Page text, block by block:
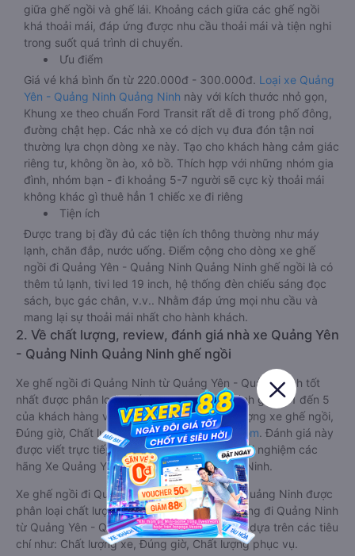
giữa ghế ngồi và ghế lái. Khoảng cách giữa các ghế ngồi
khá thoải mái, đáp ứng được nhu cầu thoải mái và tiện nghi
trong suốt quá trình di chuyển.
Ưu điểm
Giá vé khá bình ổn từ 220.000đ - 300.000đ. Loại xe Quảng
Yên - Quảng Ninh Quảng Ninh này với kích thước nhỏ gọn,
Khung xe theo chuẩn Ford Transit rất dễ đi trong phố đông,
đường chật hẹp. Các nhà xe có dịch vụ đưa đón tận nơi
thường lựa chọn dòng xe này. Tạo cho khách hàng cảm giác
riêng tư, không ồn ào, xô bồ. Thích hợp với những nhóm gia
đình, nhóm bạn - đi khoảng 5-7 người sẽ cực kỳ thoải mái
không khác gì thuê hẳn 1 chiếc xe đi riêng
Tiện ích
Được trang bị đầy đủ các tiện ích thông thường như máy
lạnh, chăn đắp, nước uống. Điểm cộng cho dòng xe ghế
ngồi đi Quảng Yên - Quảng Ninh Quảng Ninh ghế ngồi là có
thêm tủ lạnh, tivi led 19 inch, hệ thống đèn chiếu sáng đọc
sách, bục gác chân, v.v.. Nhằm đáp ứng mọi nhu cầu và
mang lại sự thoải mái nhất cho hành khách.
2. Về chất lượng, review, đánh giá nhà xe Quảng Yên
- Quảng Ninh Quảng Ninh ghế ngồi
Xe ghế ngồi đi Quảng Ninh từ Quảng Yên - Quảng Ninh tốt
nhất được phân loại chất lượng dựa trên đánh giá từ 1 đến 5
của khách hàng với các tiêu chí như: Chất lượng xe ghế ngồi,
Đúng giờ, Chất lượng phục vụ trênVexere.com. Đánh giá này
được viết trực tiếp bởi các khách hàng đã trải nghiệm các
hãng Xe Quảng Yên - Quảng Ninh đi Quảng Ninh.
Xe ghế ngồi đi Quảng Ninh từ Quảng Yên - Quảng Ninh được
phân loại chất lượng tốt nhất là xe Hoàng Công đi Quảng Ninh
từ Quảng Yên - Quảng Ninh đạt 4.7 / 5 điểm dựa trên các tiêu
chí như: Chất lượng xe, Đúng giờ, Chất lượng phục vụ.